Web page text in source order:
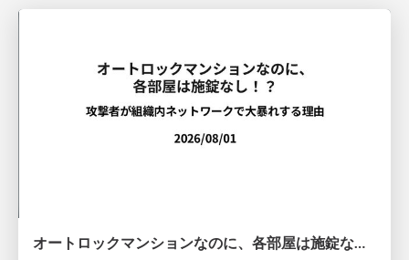
オートロックマンションなのに、各部屋は施錠なし！？ 攻撃者が組織内ネットワークで大暴れする理由 / The Front Door Is Locked, but the Rooms Are Wide Open: Why Attackers Move Freely Inside Enterprise Networks